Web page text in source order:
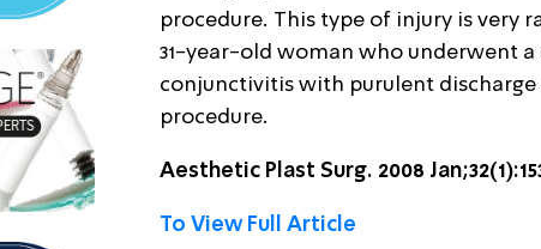
procedure. This type of injury is very
31-year-old woman who underwent
conjunctivitis with purulent discharge
procedure.
Aesthetic Plast Surg. 2008
To View Full Article